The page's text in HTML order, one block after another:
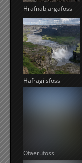
Hrafnabjargafoss
Hafragilsfoss
Ofaerufoss